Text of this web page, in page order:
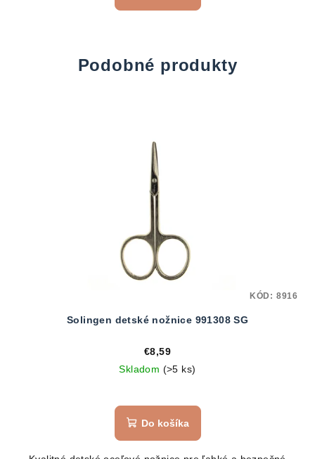
Podobné produkty
Solingen detské nožnice 991308 SG
€8,59
Skladom (>5 ks)
Do košíka
KÓD: 8916